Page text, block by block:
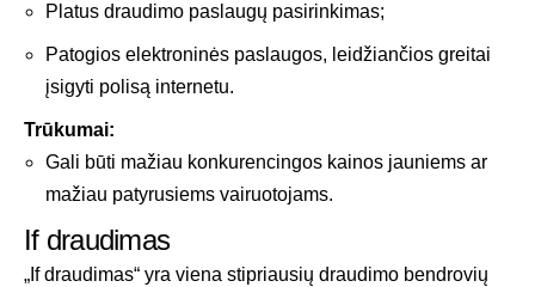
Platus draudimo paslaugų pasirinkimas;
Patogios elektroninės paslaugos, leidžiančios greitai
įsigyti polisą internetu.
Trūkumai:
Gali būti mažiau konkurencingos kainos jauniems ar
mažiau patyrusiems vairuotojams.
If draudimas
„If draudimas“ yra viena stipriausių draudimo bendrovių